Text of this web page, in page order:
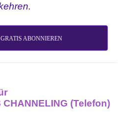
ABONNIEREN
CHANNELING (Telefon)